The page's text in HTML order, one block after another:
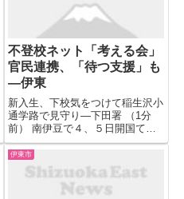
不登校ネット「考える会」
官民連携、「待つ支援」も
―伊東
新入生、下校気をつけて稲生沢小
通学路で見守り―下田署 （1分
前） 南伊豆で４、５日開国てづ
くり市 （1分前） 予算付け箇所
など視察 伊豆の国、伊豆市の公
共事業 勝俣衆院 （1分前） 研さ
ん成果光る１５点 仏の里で生け
花展―函南 （1分前） ...
伊東市